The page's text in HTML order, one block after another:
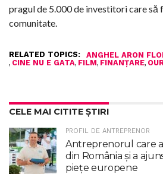
pragul de 5.000 de investitori care să
comunitate.
RELATED TOPICS: ANGHEL ARON
, CINE NU E GATA, FILM, FINANȚARE,
CELE MAI CITITE ȘTIRI
PROFIL DE ANTREPRENOR
Antreprenorul care
din România și a
piețe europene